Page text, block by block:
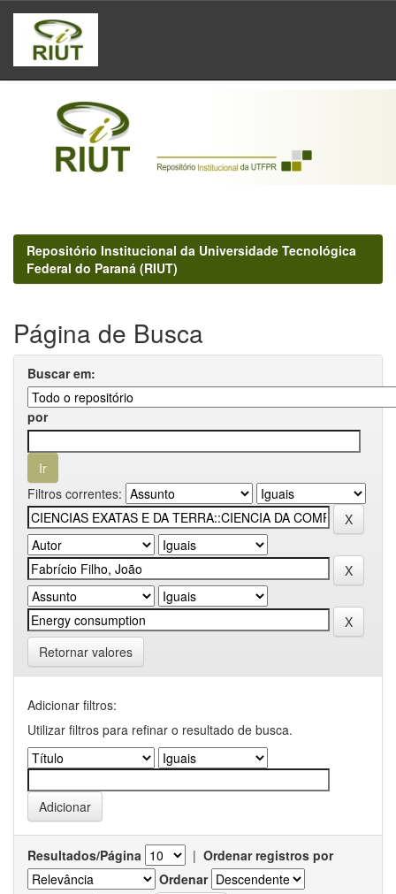
Skip
navigation
Repositório Institucional da Universidade Tecnológica
Federal do Paraná (RIUT)
Página de Busca
Buscar em:
por
Filtros correntes:
Retornar valores
Adicionar filtros:
Utilizar filtros para refinar o resultado de busca.
Resultados/Página | Ordenar registros por
Ordenar